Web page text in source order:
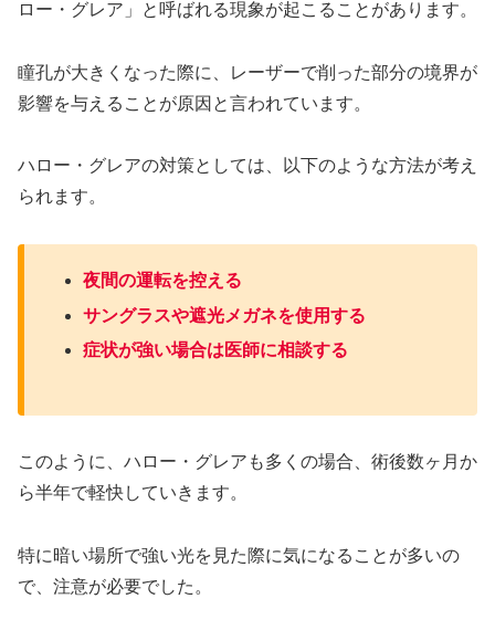
ロー・グレア」と呼ばれる現象が起こることがあります。
瞳孔が大きくなった際に、レーザーで削った部分の境界が
影響を与えることが原因と言われています。
ハロー・グレアの対策としては、以下のような方法が考え
られます。
夜間の運転を控える
サングラスや遮光メガネを使用する
症状が強い場合は医師に相談する
このように、ハロー・グレアも多くの場合、術後数ヶ月か
ら半年で軽快していきます。
特に暗い場所で強い光を見た際に気になることが多いの
で、注意が必要でした。